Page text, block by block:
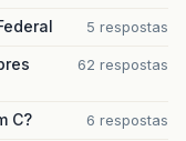
5 respostas
62 respostas
C? 6 respostas